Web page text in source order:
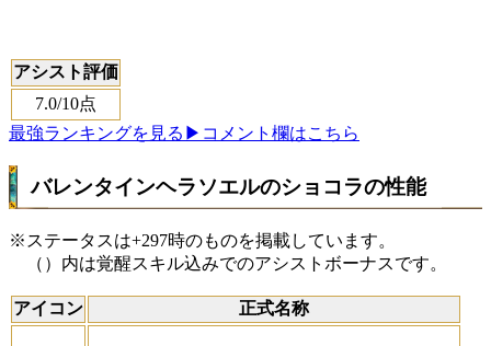
アシスト評価
7.0/10点
最強ランキングを見る ▶コメント欄はこちら
バレンタインヘラソエルのショコラの性能
※ステータスは+297時のものを掲載しています。
（）内は覚醒スキル込みでのアシストボーナスです。
アイコン 正式名称